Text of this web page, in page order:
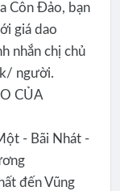
Côn Đảo, bạn
giá dao
nhắn chị chủ
người.
CỦA
- Bãi Nhát -
đến Vũng